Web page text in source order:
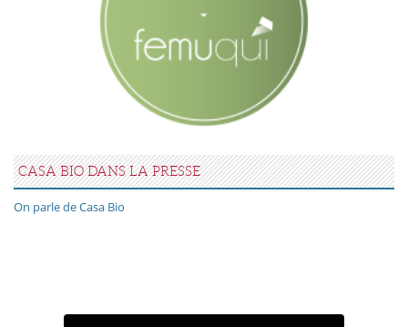
CASA BIO DANS LA PRESSE
On parle de Casa Bio